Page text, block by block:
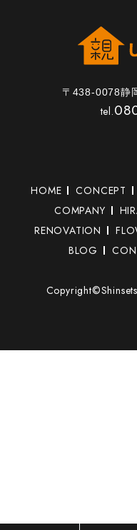
〒438-0078静
tel.
HOME CONCEPT
COMPANY
RENOVATION
BLOG